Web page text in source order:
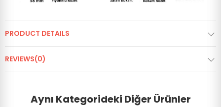
PRODUCT DETAILS
REVIEWS(0)
Aynı Kategorideki Diğer Ürünler